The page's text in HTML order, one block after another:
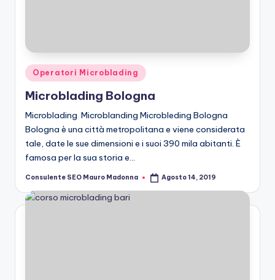
Posted
in
Operatori Microblading
Microblading Bologna
Microblading Microblanding Microbleding Bologna
Bologna è una città metropolitana e viene considerata
tale, date le sue dimensioni e i suoi 390 mila abitanti. È
famosa per la sua storia e…
Posted
Consulente SEO Mauro Madonna Agosto 14, 2019